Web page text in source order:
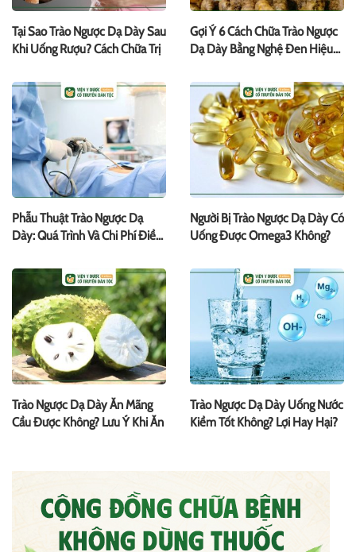
Tại Sao Trào Ngược Dạ Dày Sau
Khi Uống Rượu? Cách Chữa Trị
Gợi Ý 6 Cách Chữa Trào Ngược
Dạ Dày Bằng Nghệ Đen Hiệu
Phẫu Thuật Trào Ngược Dạ
Dày: Quá Trình Và Chi Phí Điều
Người Bị Trào Ngược Dạ Dày Có
Uống Được Omega3 Không?
Trào Ngược Dạ Dày Ăn Mãng
Cầu Được Không? Lưu Ý Khi Ăn
Trào Ngược Dạ Dày Uống Nước
Kiềm Tốt Không? Lợi Hay Hại?